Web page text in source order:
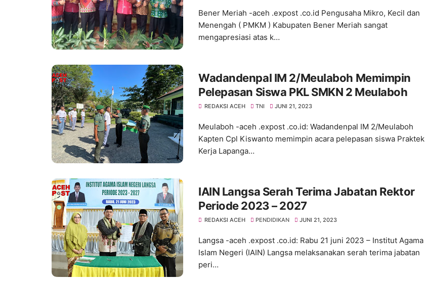
Bener Meriah -aceh .expost .co.id Pengusaha Mikro, Kecil dan
Menengah ( PMKM ) Kabupaten Bener Meriah sangat
mengapresiasi atas k…
Wadandenpal IM 2/Meulaboh Memimpin
Pelepasan Siswa PKL SMKN 2 Meulaboh
REDAKSI ACEH TNI JUNI 21, 2023
Meulaboh -aceh .expost .co.id: Wadandenpal IM 2/Meulaboh
Kapten Cpl Kiswanto memimpin acara pelepasan siswa Praktek
Kerja Lapanga…
IAIN Langsa Serah Terima Jabatan Rektor
Periode 2023 – 2027
REDAKSI ACEH PENDIDIKAN JUNI 21, 2023
Langsa -aceh .expost .co.id: Rabu 21 juni 2023 – Institut Agama
Islam Negeri (IAIN) Langsa melaksanakan serah terima jabatan
peri…